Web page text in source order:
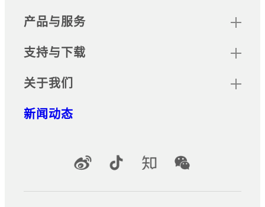
产品与服务
支持与下载
关于我们
新闻动态
官方社交媒体账号